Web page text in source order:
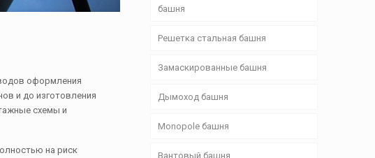
оформления
и до изготовления
схемы и
на риск
башня
Решетка стальная башня
Замаскированные башня
Дымоход башня
Monopole башня
Вантовый башня